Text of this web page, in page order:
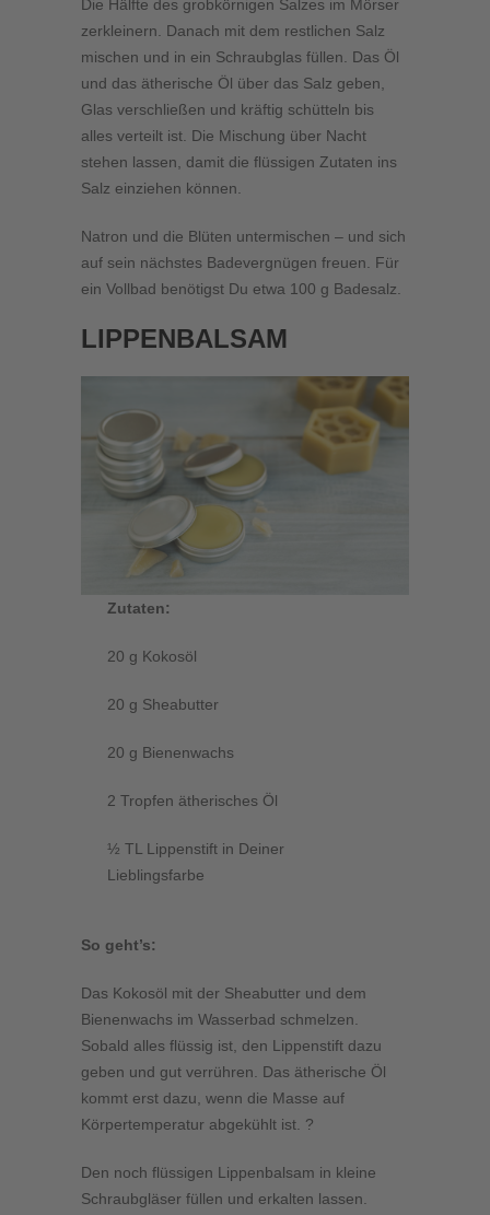
Die Hälfte des grobkörnigen Salzes im Mörser
zerkleinern. Danach mit dem restlichen Salz
mischen und in ein Schraubglas füllen. Das Öl
und das ätherische Öl über das Salz geben,
Glas verschließen und kräftig schütteln bis
alles verteilt ist. Die Mischung über Nacht
stehen lassen, damit die flüssigen Zutaten ins
Salz einziehen können.
Natron und die Blüten untermischen – und sich
auf sein nächstes Badevergnügen freuen. Für
ein Vollbad benötigst Du etwa 100 g Badesalz.
LIPPENBALSAM
Zutaten:
20 g Kokosöl
20 g Sheabutter
20 g Bienenwachs
2 Tropfen ätherisches Öl
½ TL Lippenstift in Deiner
Lieblingsfarbe
So geht’s:
Das Kokosöl mit der Sheabutter und dem
Bienenwachs im Wasserbad schmelzen.
Sobald alles flüssig ist, den Lippenstift dazu
geben und gut verrühren. Das ätherische Öl
kommt erst dazu, wenn die Masse auf
Körpertemperatur abgekühlt ist. ?
Den noch flüssigen Lippenbalsam in kleine
Schraubgläser füllen und erkalten lassen.